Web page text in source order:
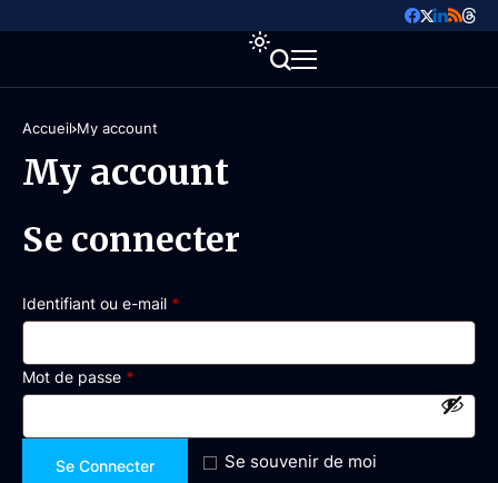
Accueil My account
My account
Se connecter
Identifiant ou e-mail *
Mot de passe *
Se souvenir de moi
Se Connecter